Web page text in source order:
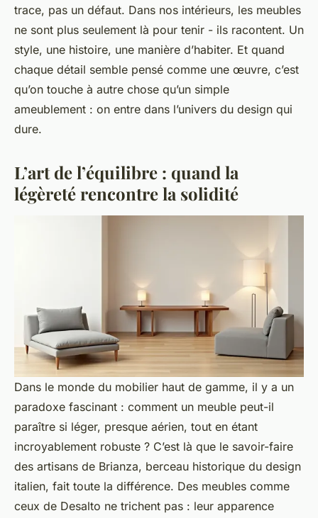
trace, pas un défaut. Dans nos intérieurs, les meubles
ne sont plus seulement là pour tenir - ils racontent. Un
style, une histoire, une manière d’habiter. Et quand
chaque détail semble pensé comme une œuvre, c’est
qu’on touche à autre chose qu’un simple
ameublement : on entre dans l’univers du design qui
dure.
L’art de l’équilibre : quand la
légèreté rencontre la solidité
Dans le monde du mobilier haut de gamme, il y a un
paradoxe fascinant : comment un meuble peut-il
paraître si léger, presque aérien, tout en étant
incroyablement robuste ? C’est là que le savoir-faire
des artisans de Brianza, berceau historique du design
italien, fait toute la différence. Des meubles comme
ceux de Desalto ne trichent pas : leur apparence